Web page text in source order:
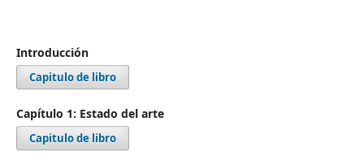
Introducción
Capitulo de libro
Capítulo 1: Estado del arte
Capitulo de libro